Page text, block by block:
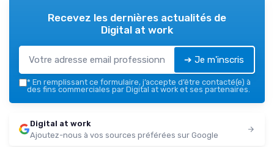
Recevez les dernières actualités de
Digital at work
➔ Je m'inscris
* En remplissant ce formulaire, j’accepte d’être contacté(e) à
des fins commerciales par Digital at work et ses partenaires.
Digital at work
Ajoutez-nous à vos sources préférées sur Google